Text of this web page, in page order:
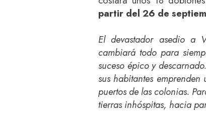
partir del 26 de
El devastador asedio a
cambiará todo para
suceso épico y
sus habitantes
puertos de las colonias.
tierras inhóspitas, hacia